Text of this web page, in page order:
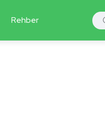
Rehber